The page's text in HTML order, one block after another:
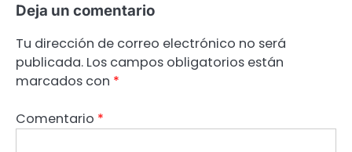
Deja un comentario
Tu dirección de correo electrónico no será
publicada. Los campos obligatorios están
marcados con *
Comentario *